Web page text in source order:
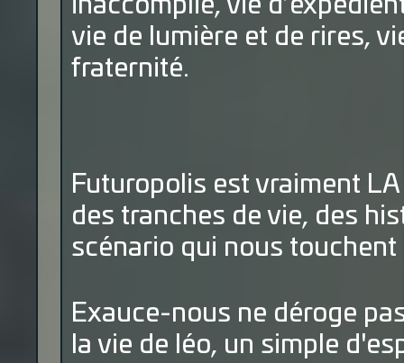
inaccomplie, vie
vie de lumière et de rires,
fraternité.
Futuropolis est vraiment
des tranches de vie, des
scénario qui nous touchent
Exauce-nous ne déroge
la vie de léo, un simple